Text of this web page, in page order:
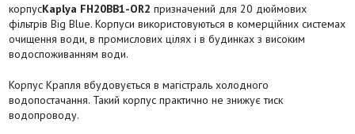
корпусKaplya FH20BB1-OR2 призначений для 20 дюймових
фільтрів Big Blue. Корпуси використовуються в комерційних системах
очищення води, в промислових цілях і в будинках з високим
водоспоживанням води.
Корпус Крапля вбудовується в магістраль холодного
водопостачання. Такий корпус практично не знижує тиск
водопроводу.